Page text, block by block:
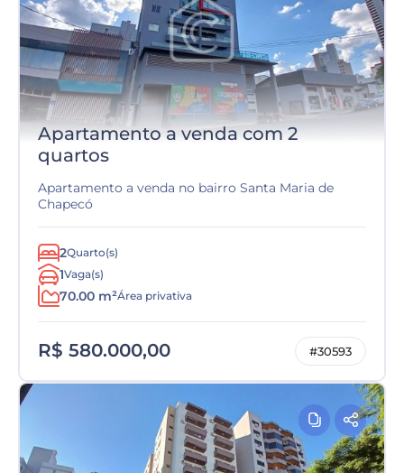
Apartamento a venda com 2
quartos
Apartamento a venda no bairro Santa Maria de
Chapecó
2Quarto(s)
1Vaga(s)
70.00 m²Área privativa
R$ 580.000,00 #30593